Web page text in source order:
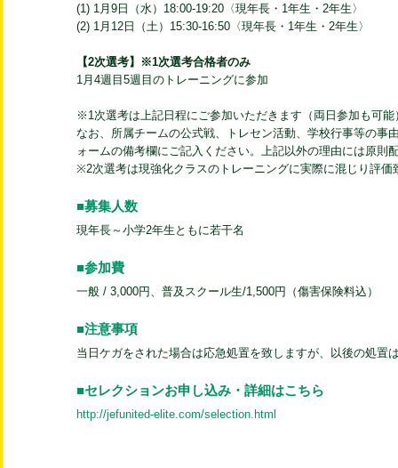
(1) 1月9日（水）18:00-19:20〈現年長・1年生・2年生〉
(2) 1月12日（土）15:30-16:50〈現年長・1年生・2年生〉
【2次選考】※1次選考合格者のみ
1月4週目5週目のトレーニングに参加
※1次選考は上記日程にご参加いただきます（両日参加も可能
なお、所属チームの公式戦、トレセン活動、学校行事等の事
ォームの備考欄にご記入ください。上記以外の理由には原則
※2次選考は現強化クラスのトレーニングに実際に混じり評価
■募集人数
現年長～小学2年生ともに若干名
■参加費
一般 / 3,000円、普及スクール生/1,500円（傷害保険料込）
■注意事項
当日ケガをされた場合は応急処置を致しますが、以後の処置
■セレクションお申し込み・詳細はこちら
http://jefunited-elite.com/selection.html